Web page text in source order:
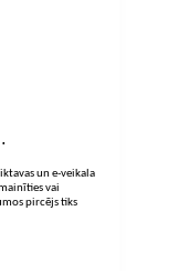
un e-veikala
vai
pircējs tiks